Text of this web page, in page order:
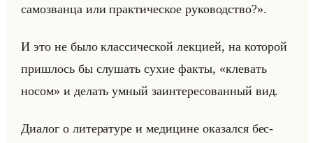
са­мо­зван­ца или прак­ти­че­ское ру­ко­вод­ство?».
И это не было клас­си­че­ской лек­ци­ей, на ко­то­рой
при­шлось бы слу­шать сухие факты, «клевать
носом» и де­лать умный за­ин­те­ре­со­ван­ный вид.
Диа­лог о ли­те­ра­ту­ре и ме­ди­цине ока­зал­ся бес­